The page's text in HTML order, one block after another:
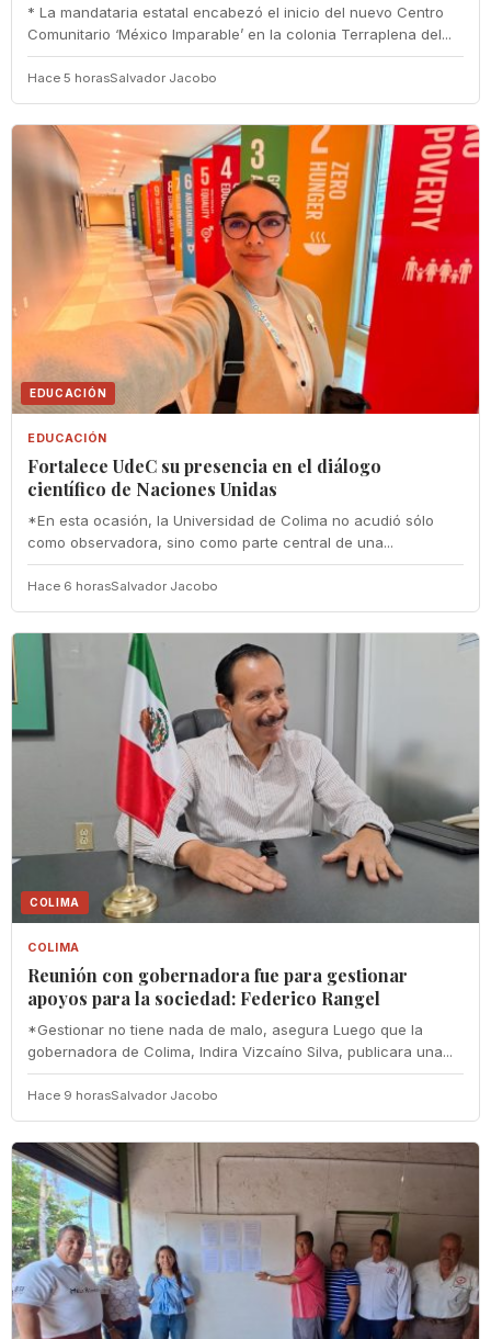
* La mandataria estatal encabezó el inicio del nuevo Centro
Comunitario ‘México Imparable’ en la colonia Terraplena del...
Hace 5 horasSalvador Jacobo
EDUCACIÓN
EDUCACIÓN
Fortalece UdeC su presencia en el diálogo
científico de Naciones Unidas
*En esta ocasión, la Universidad de Colima no acudió sólo
como observadora, sino como parte central de una...
Hace 6 horasSalvador Jacobo
COLIMA
COLIMA
Reunión con gobernadora fue para gestionar
apoyos para la sociedad: Federico Rangel
*Gestionar no tiene nada de malo, asegura Luego que la
gobernadora de Colima, Indira Vizcaíno Silva, publicara una...
Hace 9 horasSalvador Jacobo